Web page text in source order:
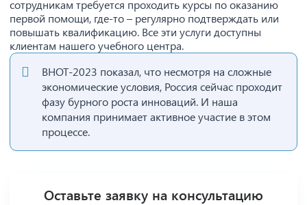
сотрудникам требуется проходить курсы по оказанию
первой помощи, где-то – регулярно подтверждать или
повышать квалификацию. Все эти услуги доступны
клиентам нашего учебного центра.
ВНОТ-2023 показал, что несмотря на сложные
экономические условия, Россия сейчас проходит
фазу бурного роста инноваций. И наша
компания принимает активное участие в этом
процессе.
Оставьте заявку на консультацию